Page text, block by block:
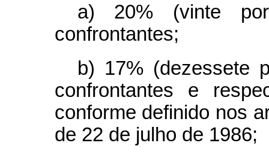
a) 20% (vinte
confrontantes;
b) 17% (dezessete
confrontantes e
conforme definido nos
de 22 de julho de 1986;